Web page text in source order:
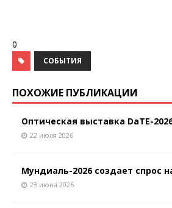
0
СОБЫТИЯ
ПОХОЖИЕ ПУБЛИКАЦИИ
Оптическая выставка DaTE-
22 июля 2026
Мундиаль-2026 создает спрос
23 июня 2026